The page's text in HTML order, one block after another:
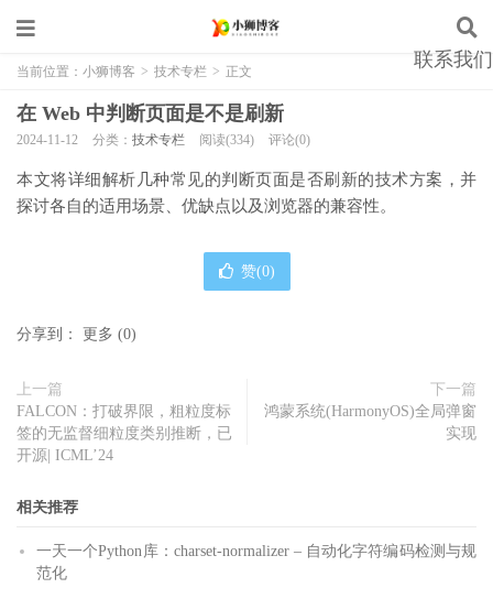
联系我们
当前位置： 小狮博客 > 技术专栏 > 正文
在 Web 中判断页面是不是刷新
2024-11-12 分类： 技术专栏 阅读(334) 评论(0)
本文将详细解析几种常见的判断页面是否刷新的技术方案，并
探讨各自的适用场景、优缺点以及浏览器的兼容性。
赞(0)
分享到： 更多 (0)
上一篇
FALCON：打破界限，粗粒度标
签的无监督细粒度类别推断，已
开源| ICML’24
下一篇
鸿蒙系统(HarmonyOS)全局弹窗
实现
相关推荐
一天一个Python库：charset-normalizer – 自动化字符编码检测与规
范化